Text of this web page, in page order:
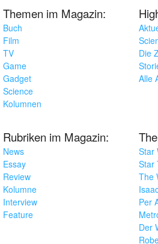
Themen im Magazin:
Buch
Film
TV
Game
Gadget
Science
Kolumnen
Die
Alle
Rubriken im Magazin:
News
Essay
Review
Kolumne
Interview
Feature
Star
Star
The
Per
Der